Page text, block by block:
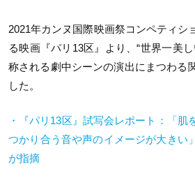
2021年カンヌ国際映画祭コンペティシ
る映画『パリ13区』より、“世界一美
称される劇中シーンの演出にまつわる
した。
・『パリ13区』試写会レポート：「肌
つかり合う音や声のイメージが大きい
が指摘